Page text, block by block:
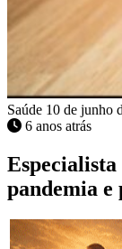
Saúde 10 de junho
6 anos atrás
Especialista
pandemia e